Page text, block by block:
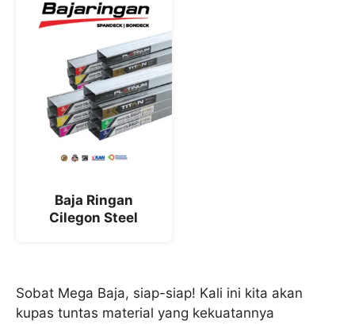
Baja Ringan
Cilegon Steel
Sobat Mega Baja, siap-siap! Kali ini kita akan
kupas tuntas material yang kekuatannya